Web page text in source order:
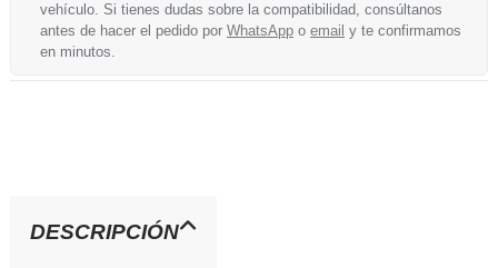
vehículo. Si tienes dudas sobre la compatibilidad, consúltanos
antes de hacer el pedido por WhatsApp o email y te confirmamos
en minutos.
DESCRIPCIÓN